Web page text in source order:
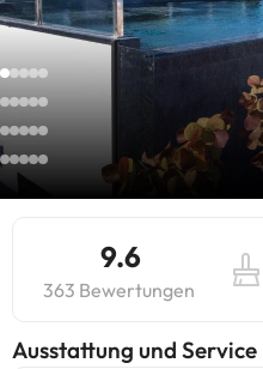
9.6
363 Bewertungen
​Ausstattung und Service